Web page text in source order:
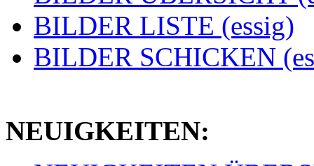
BILDER LISTE (essig)
BILDER SCHICKEN
NEUIGKEITEN: